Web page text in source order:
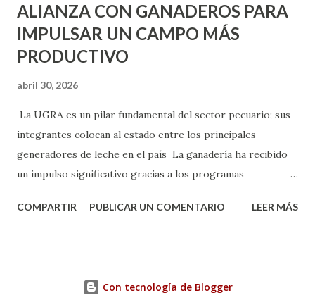
ALIANZA CON GANADEROS PARA
IMPULSAR UN CAMPO MÁS
PRODUCTIVO
abril 30, 2026
La UGRA es un pilar fundamental del sector pecuario; sus
integrantes colocan al estado entre los principales
generadores de leche en el país La ganadería ha recibido
un impulso significativo gracias a los programas
muestra de su respaldo firme y decidido al campo, la
compromiso de trabajar de la mano con los productores
COMPARTIR PUBLICAR UN COMENTARIO LEER MÁS
Con tecnología de Blogger